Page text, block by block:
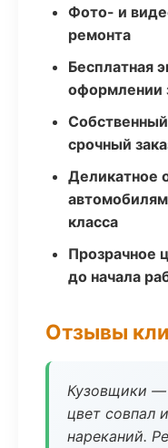
Фото- и
ремонта
Бесплатная
оформлении
срочный
Деликатное
класса
Прозрачное
до начала
Отзывы
Кузовщики —
цвет совпал
нареканий.